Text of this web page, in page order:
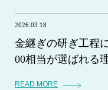
2026.03.18
金継ぎの研ぎ工程
00相当が選ばれる
READ MORE